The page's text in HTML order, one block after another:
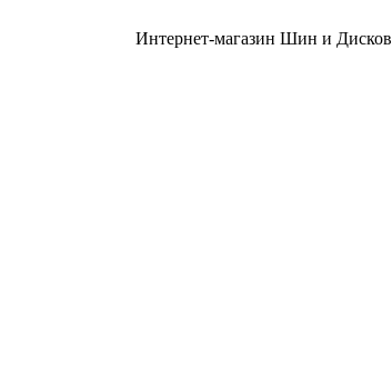
Интернет-магазин Шин и Дисков